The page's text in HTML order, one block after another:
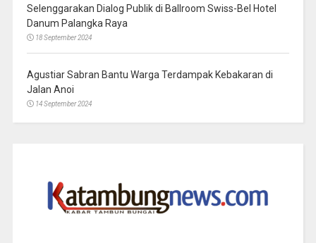
Selenggarakan Dialog Publik di Ballroom Swiss-Bel Hotel
Danum Palangka Raya
18 September 2024
Agustiar Sabran Bantu Warga Terdampak Kebakaran di
Jalan Anoi
14 September 2024